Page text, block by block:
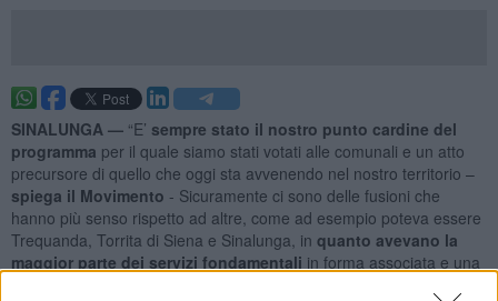
SINALUNGA — “E’ sempre stato il nostro punto cardine del
programma per il quale siamo stati votati alle comunali e un atto
precursore di quello che oggi sta avvenendo nel nostro territorio –
spiega il Movimento - Sicuramente ci sono delle fusioni che
hanno più senso rispetto ad altre, come ad esempio poteva essere
Trequanda, Torrita di Siena e Sinalunga, in quanto avevano la
maggior parte dei servizi fondamentali in forma associata e una